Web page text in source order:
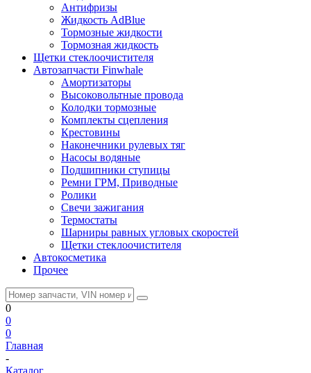
Антифризы
Жидкость AdBlue
Тормозные жидкости
Тормозная жидкость
Щетки стеклоочистителя
Автозапчасти Finwhale
Амортизаторы
Высоковольтные провода
Колодки тормозные
Комплекты сцепления
Крестовины
Наконечники рулевых тяг
Насосы водяные
Подшипники ступицы
Ремни ГРМ, Приводные
Ролики
Свечи зажигания
Термостаты
Шарниры равных угловых скоростей
Щетки стеклоочистителя
Автокосметика
Прочее
0
0
0
Главная
-
Каталог